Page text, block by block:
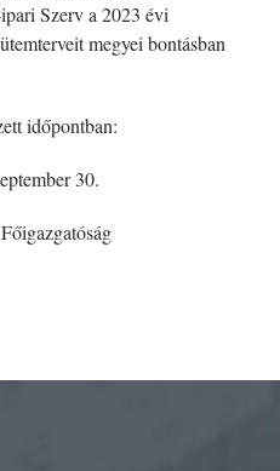
Szerv a 2023 évi
megyei bontásban
időpontban:
30.